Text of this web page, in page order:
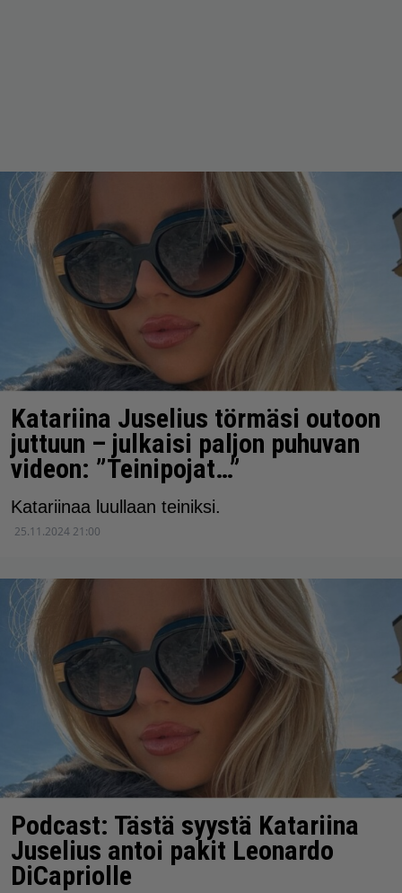
Katariina Juselius törmäsi outoon
juttuun – julkaisi paljon puhuvan
videon: ”Teinipojat…”
Katariinaa luullaan teiniksi.
25.11.2024 21:00
Podcast: Tästä syystä Katariina
Juselius antoi pakit Leonardo
DiCapriolle